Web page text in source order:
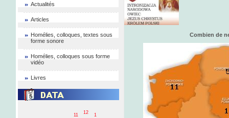
Actualités
Articles
Homélies, colloques, textes sous
forme sonore
Homélies, colloques sous forme
vidéo
Livres
1
11
12
Combien de